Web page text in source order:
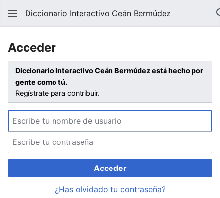
Diccionario Interactivo Ceán Bermúdez
Acceder
Diccionario Interactivo Ceán Bermúdez está hecho por
gente como tú.
Regístrate para contribuir.
Acceder
¿Has olvidado tu contraseña?